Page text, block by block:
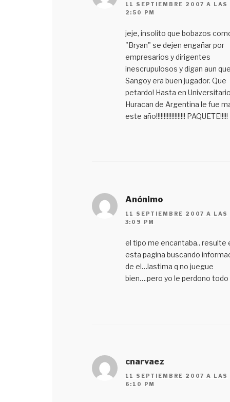
11 SEPTIEMBRE 2007 A LAS
2:50 PM
jeje, insolito que bobazos
"Bryan" se dejen engañar por
empresarios y dirigentes
inescrupulosos y digan aun
Sangoy era buen jugador. Que
petardo! Hasta en
Huracan de Argentina le fue
este año!!!!!!!!!!!!!!!!!!! PAQUETE!!!!!
Anónimo
11 SEPTIEMBRE 2007 A LAS
3:09 PM
el tipo me encantaba.. resulte
esta pagina buscando
de el…lastima q no juegue
bien….pero yo le perdono todo
cnarvaez
11 SEPTIEMBRE 2007 A LAS
6:10 PM